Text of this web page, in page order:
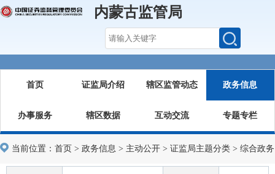
内蒙古监管局
首页 证监局介绍 辖区监管动态 政务信息
办事服务 辖区数据 互动交流 专题专栏
当前位置： 首页 > 政务信息 > 主动公开 > 证监局主题分类 > 综合政务